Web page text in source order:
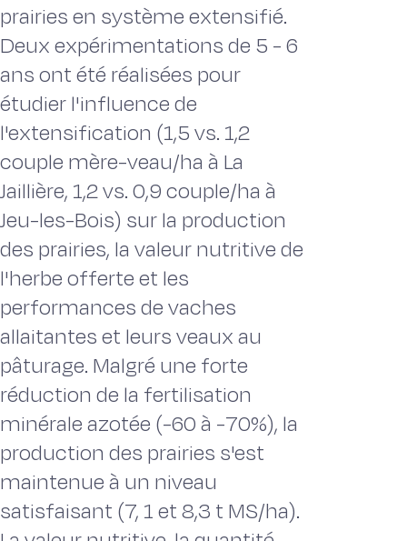
prairies en système extensifié.
Deux expérimentations de 5 - 6
ans ont été réalisées pour
étudier l'influence de
l'extensification (1,5 vs. 1,2
couple mère-veau/ha à La
Jaillière, 1,2 vs. 0,9 couple/ha à
Jeu-les-Bois) sur la production
des prairies, la valeur nutritive de
l'herbe offerte et les
performances de vaches
allaitantes et leurs veaux au
pâturage. Malgré une forte
réduction de la fertilisation
minérale azotée (-60 à -70%), la
production des prairies s'est
maintenue à un niveau
satisfaisant (7, 1 et 8,3 t MS/ha).